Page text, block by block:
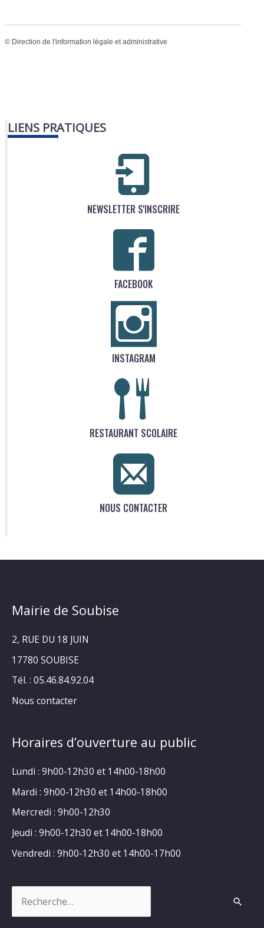
© Direction de l'information légale et administrative
LIENS PRATIQUES
NEWSLETTER S'INSCRIRE
FACEBOOK
INSTAGRAM
RESTAURANT SCOLAIRE
NOUS CONTACTER
Mairie de Soubise
2, RUE DU 18 JUIN
17780 SOUBISE
Tél. : 05.46.84.92.04
Nous contacter
Horaires d’ouverture au public
Lundi : 9h00-12h30 et 14h00-18h00
Mardi : 9h00-12h30 et 14h00-18h00
Mercredi : 9h00-12h30
Jeudi : 9h00-12h30 et 14h00-18h00
Vendredi : 9h00-12h30 et 14h00-17h00